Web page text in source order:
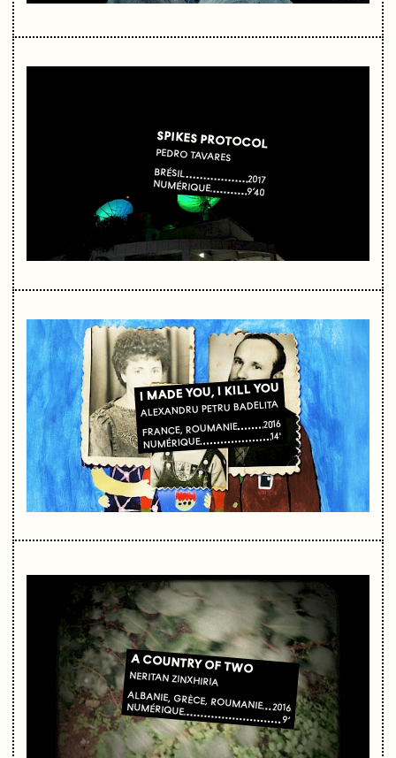
SPIKES PROTOCOL
PEDRO TAVARES
BRÉSIL
2017
NUMÉRIQUE 9’40
I MADE YOU, I KILL YOU
ALEXANDRU PETRU BADELITA
FRANCE, ROUMANIE 2016
NUMÉRIQUE 14'
A COUNTRY OF TWO
NERITAN ZINXHIRIA
ALBANIE, GRÈCE, ROUMANIE 2016
NUMÉRIQUE
9’